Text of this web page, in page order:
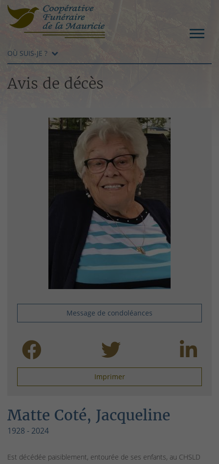
OÙ SUIS-JE ?
Avis de décès
Message de condoléances
Imprimer
Matte Coté, Jacqueline
1928 - 2024
Est décédée paisiblement, entourée de ses enfants, au CHSLD